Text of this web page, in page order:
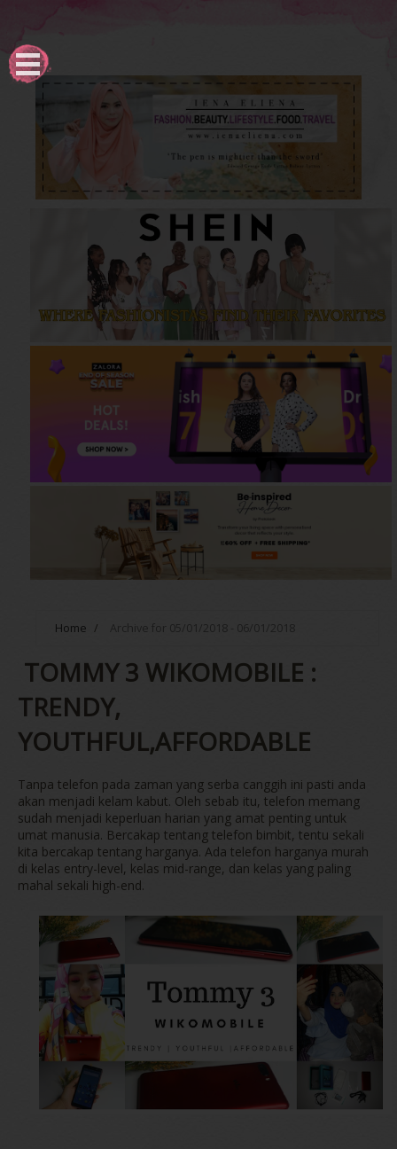
Home / Archive for 05/01/2018 - 06/01/2018
TOMMY 3 WIKOMOBILE :
TRENDY,
YOUTHFUL,AFFORDABLE
Tanpa telefon pada zaman yang serba canggih ini pasti anda
akan menjadi kelam kabut. Oleh sebab itu, telefon memang
sudah menjadi keperluan harian yang amat penting untuk
umat manusia. Bercakap tentang telefon bimbit, tentu sekali
kita bercakap tentang harganya. Ada telefon harganya murah
di kelas entry-level, kelas mid-range, dan kelas yang paling
mahal sekali high-end.